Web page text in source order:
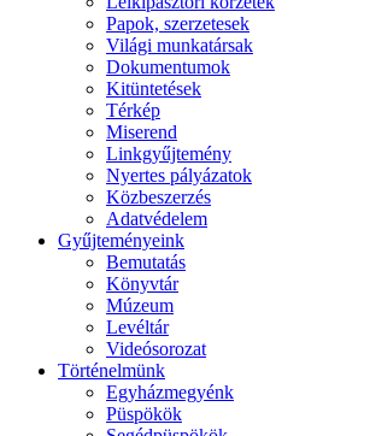
Papok, szerzetesek
Világi munkatársak
Dokumentumok
Kitüntetések
Térkép
Miserend
Linkgyűjtemény
Nyertes pályázatok
Közbeszerzés
Adatvédelem
Gyűjteményeink
Bemutatás
Könyvtár
Múzeum
Levéltár
Videósorozat
Történelmünk
Egyházmegyénk
Püspökök